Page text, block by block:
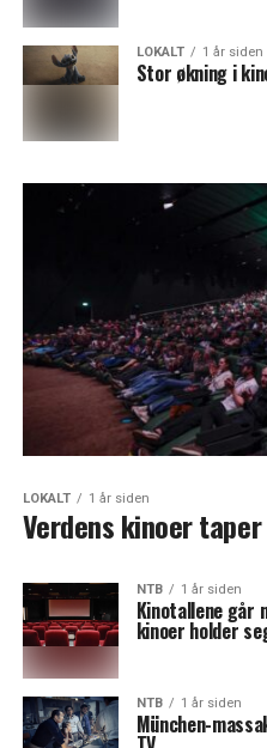
LOKALT 1 år siden
Stor økning i
LOKALT 1 år siden
Verdens kinoer
NTB 1 år siden
Kinotallene går
kinoer holder
NTB 1 år siden
München-